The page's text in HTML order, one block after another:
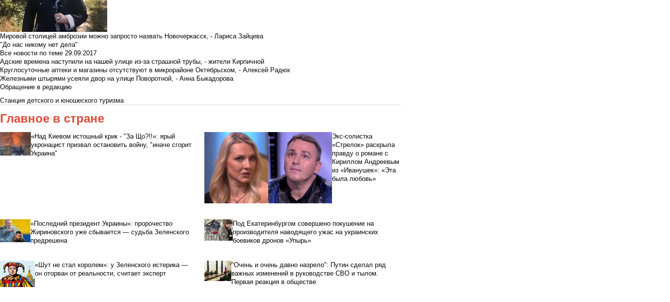
Мировой столицей амброзии можно запросто назвать Новочеркасск, - Лариса Зайцева
"До нас никому нет дела"
Все новости по теме 29.09.2017
Адские времена наступили на нашей улице из-за страшной трубы, - жители Кирпичной
Круглосуточные аптеки и магазины отсутствуют в микрорайоне Октябрьском, - Алексей Радюк
Железными штырями усеяли двор на улице Поворотной, - Анна Быкадорова
Обращение в редакцию
Станция детского и юношеского туризма
Главное в стране
«Над Киевом истошный крик - "За Що?!!»: ярый
укронацист призвал остановить войну, "иначе сгорит
Украина"
Экс-солистка
«Стрелок» раскрыла
правду о романе с
Кириллом Андреевым
из «Иванушек»: «Эта
была любовь»
«Последний президент Украины»: пророчество
Жириновского уже сбывается — судьба Зеленского
предрешена
Под Екатеринбургом совершено покушение на
производителя наводящего ужас на украинских
боевиков дронов «Упырь»
«Шут не стал королем»: у Зеленского истерика —
он оторван от реальности, считает эксперт
"Очень и очень давно назрело": Путин сделал ряд
важных изменений в руководстве СВО и тылом.
Первая реакция в обществе